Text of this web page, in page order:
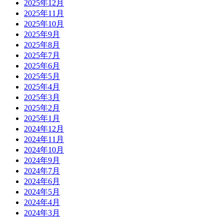
2025年12月
2025年11月
2025年10月
2025年9月
2025年8月
2025年7月
2025年6月
2025年5月
2025年4月
2025年3月
2025年2月
2025年1月
2024年12月
2024年11月
2024年10月
2024年9月
2024年7月
2024年6月
2024年5月
2024年4月
2024年3月